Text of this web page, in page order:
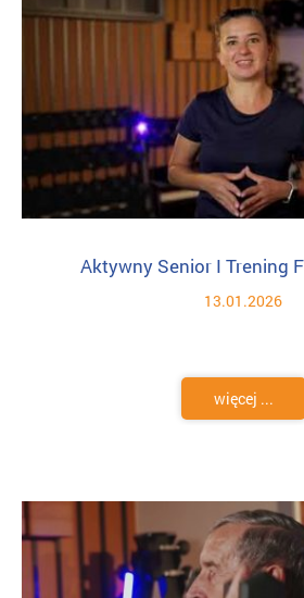
Aktywny Senior I Trening
13.01.2026
więcej ...